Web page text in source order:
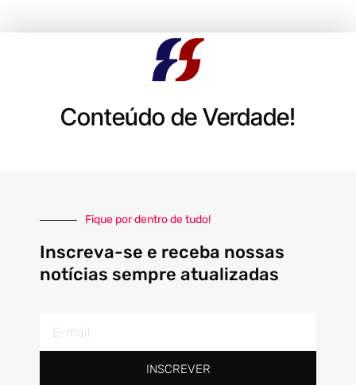
Conteúdo de Verdade!
Fique por dentro de tudo!
Inscreva-se e receba nossas
notícias sempre atualizadas
mail
INSCREVER